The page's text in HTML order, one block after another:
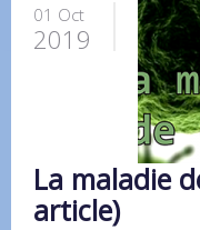
01 Oct
2019
La maladie
article)